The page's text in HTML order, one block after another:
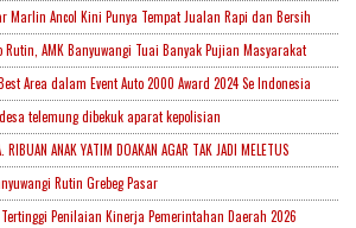
Marlin Ancol Kini Punya Tempat Jualan Rapi dan Bersih
Rutin, AMK Banyuwangi Tuai Banyak Pujian Masyarakat
Area dalam Event Auto 2000 Award 2024 Se Indonesia
telemung dibekuk aparat kepolisian
ANAK YATIM DOAKAN AGAR TAK JADI MELETUS
Rutin Grebeg Pasar
Penilaian Kinerja Pemerintahan Daerah 2026